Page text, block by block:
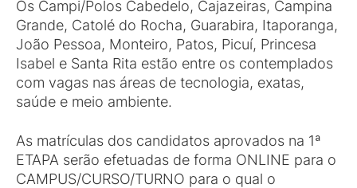
Os Campi/Polos Cabedelo, Cajazeiras, Campina
Grande, Catolé do Rocha, Guarabira, Itaporanga,
João Pessoa, Monteiro, Patos, Picuí, Princesa
Isabel e Santa Rita estão entre os contemplados
com vagas nas áreas de tecnologia, exatas,
saúde e meio ambiente.
As matrículas dos candidatos aprovados na 1ª
ETAPA serão efetuadas de forma ONLINE para o
CAMPUS/CURSO/TURNO para o qual o